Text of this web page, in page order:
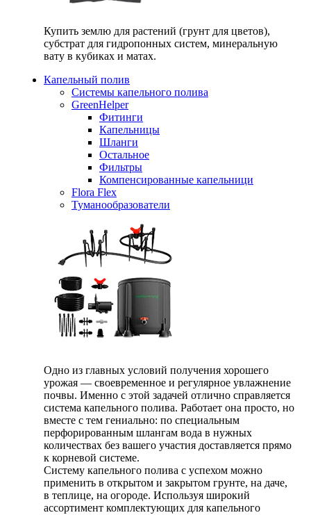
Купить землю для растений (грунт для цветов),
субстрат для гидропонных систем, минеральную
вату в кубиках и матах.
Капельный полив
Системы капельного полива
GreenHelper
Фитинги
Капельницы
Шланги
Остальное
Фильтры
Компенсированные капельници
Flora Flex
Туманообразователи
Одно из главных условий получения хорошего
урожая — своевременное и регулярное увлажнение
почвы. Именно с этой задачей отлично справляется
система капельного полива. Работает она просто, но
вместе с тем гениально: по специальным
перфорированным шлангам вода в нужных
количествах без вашего участия доставляется прямо
к корневой системе.
Систему капельного полива с успехом можно
применить в открытом и закрытом грунте, на даче,
в теплице, на огороде. Используя широкий
ассортимент комплектующих для капельного